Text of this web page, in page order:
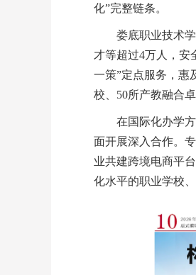
化”完整链条。
娄底职业技术
才等超过4万人，安
一策”定点服务，惠
校、50所产教融合
在国际化办学
面开展深入合作。
业共建跨境电商平
化水平的职业学校